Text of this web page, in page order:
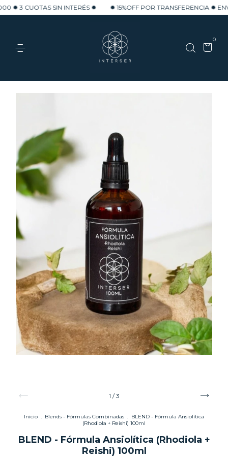
SIN INTERÉS ✹ ✹ 15%OFF POR TRANSFERENCIA ✹ ENVÍO
0
1 /3
Inicio . Blends - Fórmulas Combinadas . BLEND - Fórmula Ansiolítica
(Rhodiola + Reishi) 100ml
BLEND - Fórmula Ansiolítica (Rhodiola +
Reishi) 100ml